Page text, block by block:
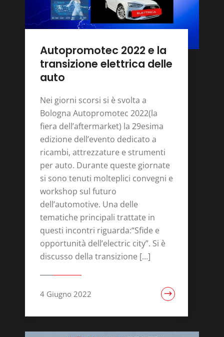
Autopromotec 2022 e la
transizione elettrica delle
auto
Nei giorni scorsi si è svolta a
Bologna Autopromotec 2022(la
fiera dell’aftermarket) la 29esima
edizione dell’evento dedicato a
ricambi, attrezzature e strumenti
per auto. Durante queste giornate
si sono tenuti molteplici convegni e
workshop sul futuro
dell’automotive. Una delle
tematiche principali trattate in
questi incontri riguarda:“Sfide e
opportunità dell’electric city”. Si è
discusso della transizione […]
4 Giugno 2022